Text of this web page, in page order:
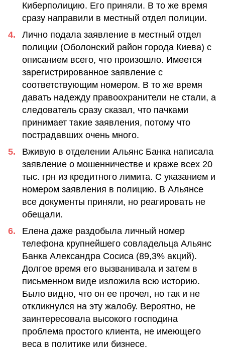
Киберполицию. Его приняли. В то же время
сразу направили в местный отдел полиции.
Лично подала заявление в местный отдел
полиции (Оболонский район города Киева) с
описанием всего, что произошло. Имеется
зарегистрированное заявление с
соответствующим номером. В то же время
давать надежду правоохранители не стали, а
следователь сразу сказал, что пачками
принимает такие заявления, потому что
пострадавших очень много.
Вживую в отделении Альянс Банка написала
заявление о мошенничестве и краже всех 20
тыс. грн из кредитного лимита. С указанием и
номером заявления в полицию. В Альянсе
все документы приняли, но реагировать не
обещали.
Елена даже раздобыла личный номер
телефона крупнейшего совладельца Альянс
Банка Александра Сосиса (89,3% акций).
Долгое время его вызванивала и затем в
письменном виде изложила всю историю.
Было видно, что он ее прочел, но так и не
откликнулся на эту жалобу. Вероятно, не
заинтересовала высокого господина
проблема простого клиента, не имеющего
веса в политике или бизнесе.